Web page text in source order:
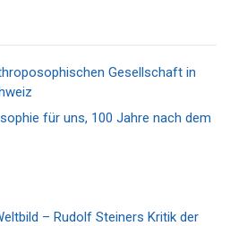
Gesellschaft in
für uns, 100 Jahre nach dem
– Rudolf Steiners Kritik der